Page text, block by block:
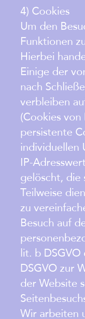
4) Cookies
Um den
Funktionen
Hierbei
Einige der
nach
verbleiben
(Cookies
persistente
individuellen
IP-
gelöscht, die
Teilweise
zu
Besuch auf
lit. b
DSGVO zur
der Website
Wir arbeiten